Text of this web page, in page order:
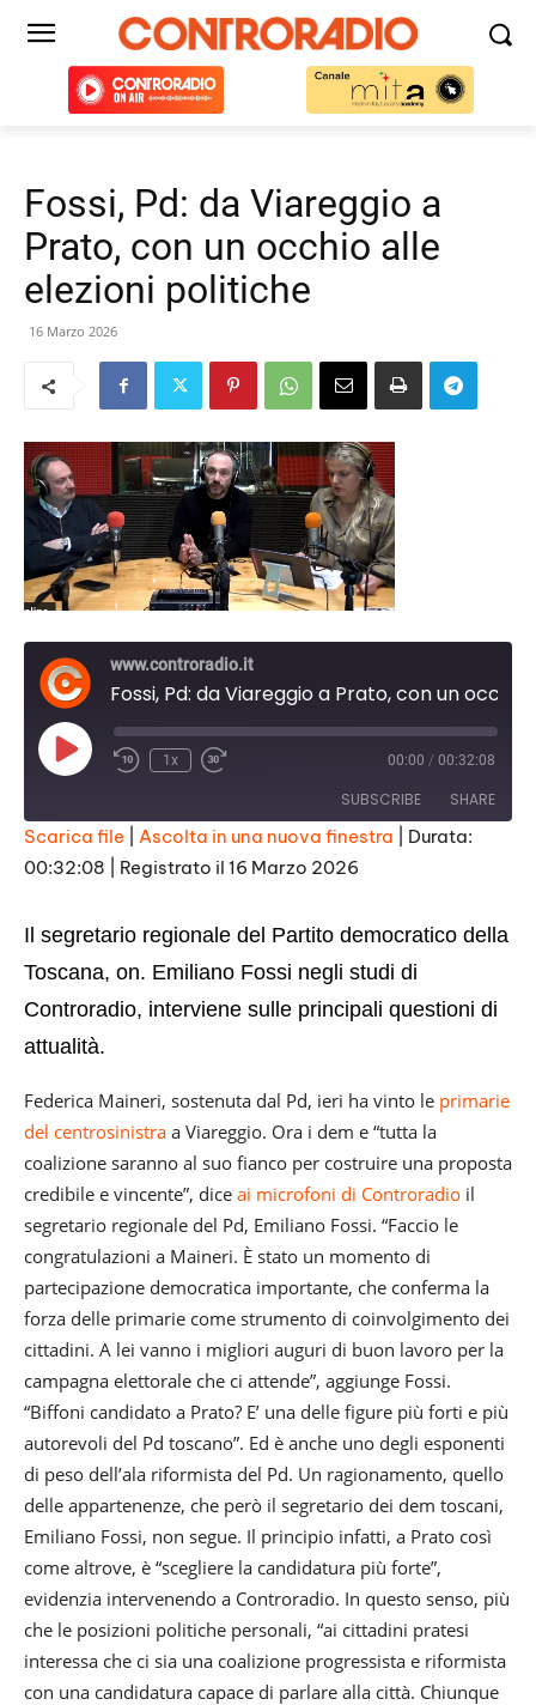
Fossi, Pd: da Viareggio a
Prato, con un occhio alle
elezioni politiche
16 Marzo 2026
www.controradio.it
Play
Episode
1x 00:00 / 00:32:08
SUBSCRIBE SHARE
SHARE
EMBED
Scarica file Ascolta in una nuova finestra
Durata:
00:32:08
Registrato il 16 Marzo 2026
Il segretario regionale del Partito democratico della
Toscana, on. Emiliano Fossi negli studi di
Controradio, interviene sulle principali questioni di
attualità.
Federica Maineri, sostenuta dal Pd, ieri ha vinto le primarie
del centrosinistra a Viareggio. Ora i dem e “tutta la
coalizione saranno al suo fianco per costruire una proposta
credibile e vincente”, dice ai microfoni di Controradio il
segretario regionale del Pd, Emiliano Fossi. “Faccio le
congratulazioni a Maineri. È stato un momento di
partecipazione democratica importante, che conferma la
forza delle primarie come strumento di coinvolgimento dei
cittadini. A lei vanno i migliori auguri di buon lavoro per la
campagna elettorale che ci attende”, aggiunge Fossi.
“Biffoni candidato a Prato? E’ una delle figure più forti e più
autorevoli del Pd toscano”. Ed è anche uno degli esponenti
di peso dell’ala riformista del Pd. Un ragionamento, quello
delle appartenenze, che però il segretario dei dem toscani,
Emiliano Fossi, non segue. Il principio infatti, a Prato così
come altrove, è “scegliere la candidatura più forte”,
evidenzia intervenendo a Controradio. In questo senso, più
che le posizioni politiche personali, “ai cittadini pratesi
interessa che ci sia una coalizione progressista e riformista
con una candidatura capace di parlare alla città. Chiunque